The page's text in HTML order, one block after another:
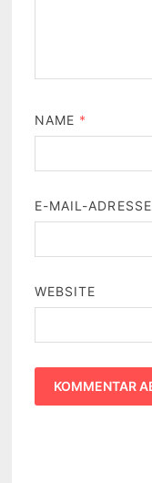
NAME *
E-MAIL-ADRESSE
WEBSITE